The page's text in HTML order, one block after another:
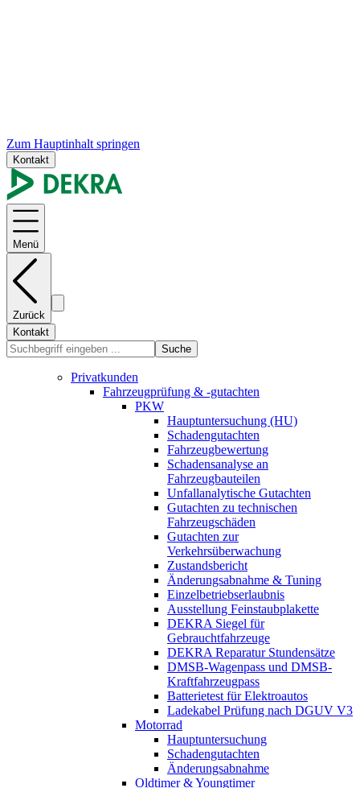
Zum Hauptinhalt springen
Kontakt
Menü
Zurück
Kontakt
Suche
Privatkunden
Fahrzeugprüfung & -gutachten
PKW
Hauptuntersuchung (HU)
Schadengutachten
Fahrzeugbewertung
Schadensanalyse an
Fahrzeugbauteilen
Unfallanalytische Gutachten
Gutachten zu technischen
Fahrzeugschäden
Gutachten zur
Verkehrsüberwachung
Zustandsbericht
Änderungsabnahme & Tuning
Einzelbetriebserlaubnis
Ausstellung Feinstaubplakette
DEKRA Siegel für
Gebrauchtfahrzeuge
DEKRA Reparatur Stundensätze
DMSB-Wagenpass und DMSB-
Kraftfahrzeugpass
Batterietest für Elektroautos
Ladekabel Prüfung nach DGUV V3
Motorrad
Hauptuntersuchung
Schadengutachten
Änderungsabnahme
Oldtimer & Youngtimer